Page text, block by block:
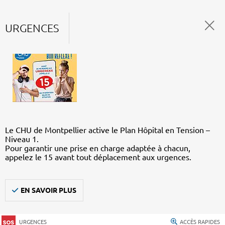
URGENCES
Le CHU de Montpellier active le Plan Hôpital en Tension –
Niveau 1.
Pour garantir une prise en charge adaptée à chacun,
appelez le 15 avant tout déplacement aux urgences.
EN SAVOIR PLUS
URGENCES ACCÈS RAPIDES